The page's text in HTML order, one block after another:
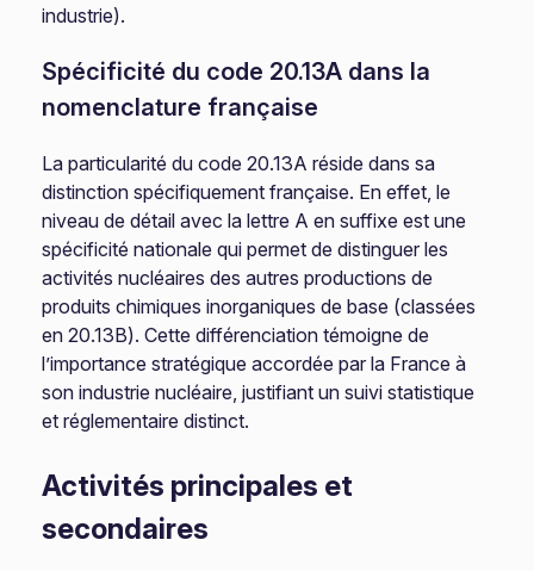
industrie).
Spécificité du code 20.13A dans la
nomenclature française
La particularité du code 20.13A réside dans sa
distinction spécifiquement française. En effet, le
niveau de détail avec la lettre A en suffixe est une
spécificité nationale qui permet de distinguer les
activités nucléaires des autres productions de
produits chimiques inorganiques de base (classées
en 20.13B). Cette différenciation témoigne de
l’importance stratégique accordée par la France à
son industrie nucléaire, justifiant un suivi statistique
et réglementaire distinct.
Activités principales et
secondaires